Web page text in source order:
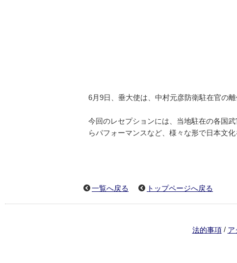
6月9日、垂大使は、中村元彦防衛駐在官の
今回のレセプションには、当地駐在の各国
らパフォーマンスなど、様々な形で日本文化
一覧へ戻る トップページへ戻る
法的事項 / ア